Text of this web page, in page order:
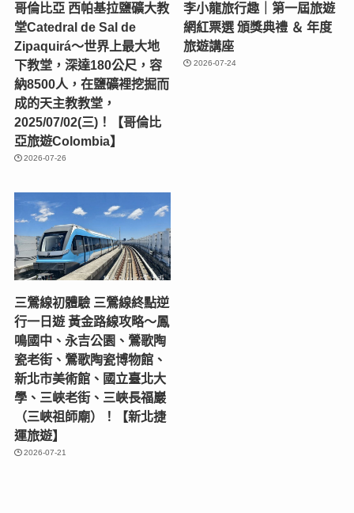
哥倫比亞 西帕基拉鹽礦大教
堂Catedral de Sal de
Zipaquirá～世界上最大地
下教堂，深達180公尺，容
納8500人，在鹽礦裡挖掘而
成的天主教教堂，
2025/07/02(三)！【哥倫比
亞旅遊Colombia】
2026-07-26
李小龍旅行趣｜第一屆旅遊
網紅票選 頒獎典禮 ＆ 年度
旅遊講座
2026-07-24
三鶯線初體驗 三鶯線終點逆
行一日遊 黃金路線攻略～鳳
鳴國中、永吉公園、鶯歌陶
瓷老街、鶯歌陶瓷博物館、
新北市美術館、國立臺北大
學、三峽老街、三峽長福巖
（三峽祖師廟）！【新北捷
運旅遊】
2026-07-21